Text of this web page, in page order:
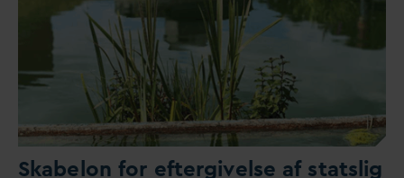
Skabelon for eftergivelse af statslig